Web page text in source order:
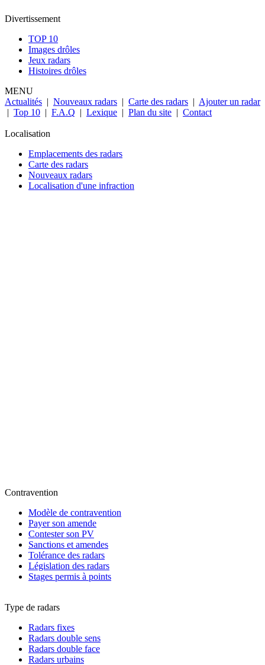
Divertissement
TOP 10
Images drôles
Jeux radars
Histoires drôles
MENU
Actualités | Nouveaux radars | Carte des radars | Ajouter un radar
| Top 10 | F.A.Q | Lexique | Plan du site | Contact
Localisation
Emplacements des radars
Carte des radars
Nouveaux radars
Localisation d'une infraction
Contravention
Modèle de contravention
Payer son amende
Contester son PV
Sanctions et amendes
Tolérance des radars
Législation des radars
Stages permis à points
Type de radars
Radars fixes
Radars double sens
Radars double face
Radars urbains